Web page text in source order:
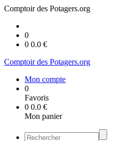
Comptoir des Potagers.org
0
0 0.0 €
Comptoir des Potagers.org
Mon compte
0
Favoris
0 0.0 €
Mon panier